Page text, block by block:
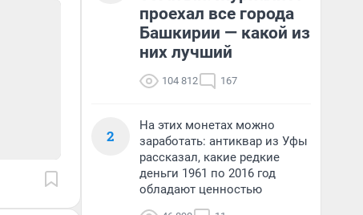
проехал все города
Башкирии — какой из
них лучший
104 812 167
2
На этих монетах можно
заработать: антиквар из Уфы
рассказал, какие редкие
деньги 1961 по 2016 год
обладают ценностью